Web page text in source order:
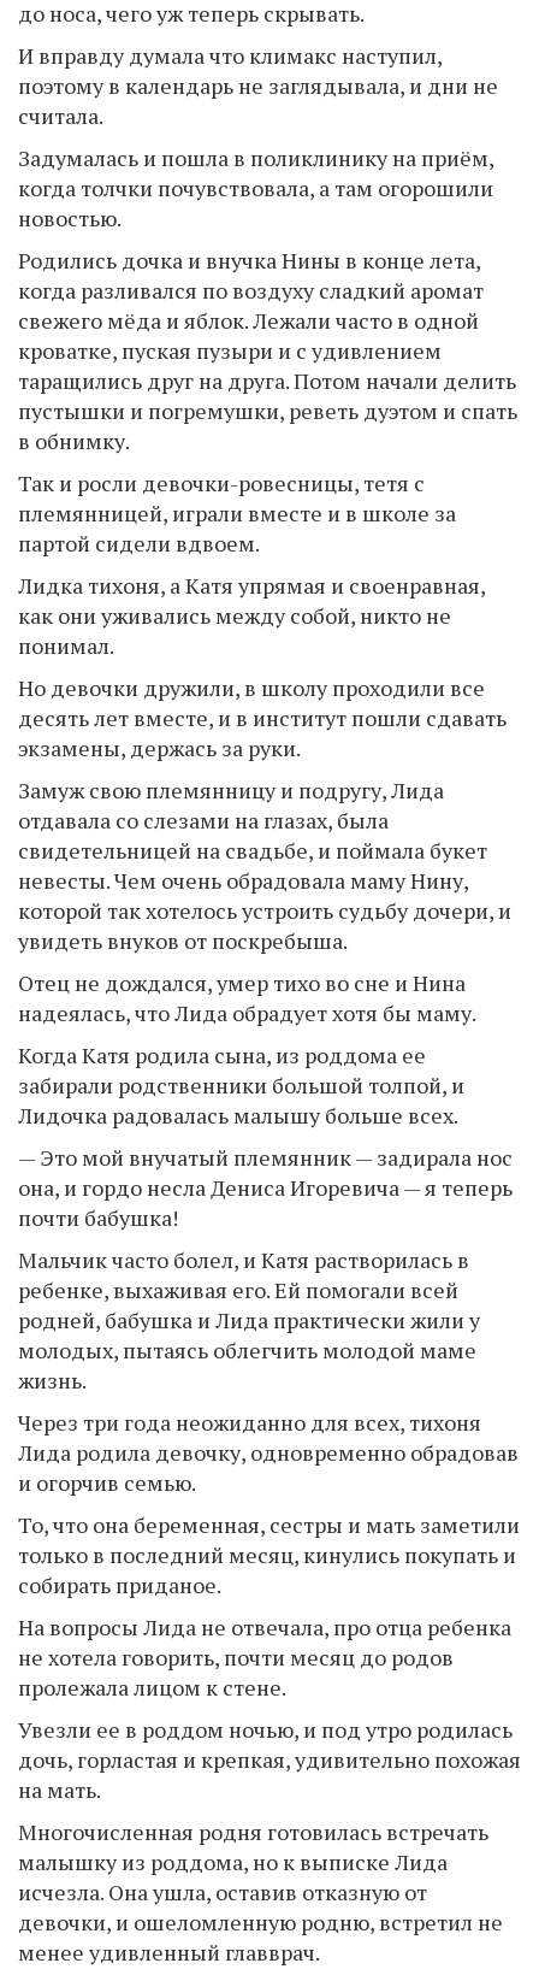
до носа, чего уж теперь скрывать.
И вправду думала что климакс наступил,
поэтому в календарь не заглядывала, и дни не
считала.
Задумалась и пошла в поликлинику на приём,
когда толчки почувствовала, а там огорошили
новостью.
Родились дочка и внучка Нины в конце лета,
когда разливался по воздуху сладкий аромат
свежего мёда и яблок. Лежали часто в одной
кроватке, пуская пузыри и с удивлением
таращились друг на друга. Потом начали делить
пустышки и погремушки, реветь дуэтом и спать
в обнимку.
Так и росли девочки-ровесницы, тетя с
племянницей, играли вместе и в школе за
партой сидели вдвоем.
Лидка тихоня, а Катя упрямая и своенравная,
как они уживались между собой, никто не
понимал.
Но девочки дружили, в школу проходили все
десять лет вместе, и в институт пошли сдавать
экзамены, держась за руки.
Замуж свою племянницу и подругу, Лида
отдавала со слезами на глазах, была
свидетельницей на свадьбе, и поймала букет
невесты. Чем очень обрадовала маму Нину,
которой так хотелось устроить судьбу дочери, и
увидеть внуков от поскребыша.
Отец не дождался, умер тихо во сне и Нина
надеялась, что Лида обрадует хотя бы маму.
Когда Катя родила сына, из роддома ее
забирали родственники большой толпой, и
Лидочка радовалась малышу больше всех.
— Это мой внучатый племянник — задирала нос
она, и гордо несла Дениса Игоревича — я теперь
почти бабушка!
Мальчик часто болел, и Катя растворилась в
ребенке, выхаживая его. Ей помогали всей
родней, бабушка и Лида практически жили у
молодых, пытаясь облегчить молодой маме
жизнь.
Через три года неожиданно для всех, тихоня
Лида родила девочку, одновременно обрадовав
и огорчив семью.
То, что она беременная, сестры и мать заметили
только в последний месяц, кинулись покупать и
собирать приданое.
На вопросы Лида не отвечала, про отца ребенка
не хотела говорить, почти месяц до родов
пролежала лицом к стене.
Увезли ее в роддом ночью, и под утро родилась
дочь, горластая и крепкая, удивительно похожая
на мать.
Многочисленная родня готовилась встречать
малышку из роддома, но к выписке Лида
исчезла. Она ушла, оставив отказную от
девочки, и ошеломленную родню, встретил не
менее удивленный главврач.